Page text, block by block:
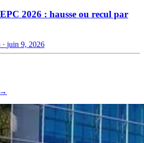
2026 : hausse ou recul par
· juin 9, 2026
→